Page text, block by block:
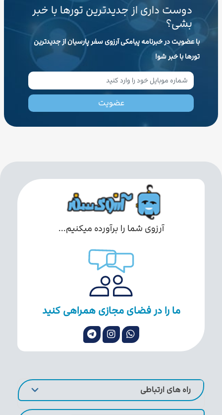
دوست داری از جدیدترین تورها با خبر
بشی؟
با عضویت در خبرنامه پیامکی آرزوی سفر پارسیان از جدیدترین
تورها با خبر شو!
عضویت
آرزوی شما را برآورده میکنیم...
ما را در فضای مجازی همراهی کنید
راه های ارتباطی